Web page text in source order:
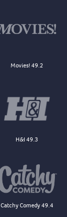
Movies! 49.2
H&I 49.3
Catchy Comedy 49.4